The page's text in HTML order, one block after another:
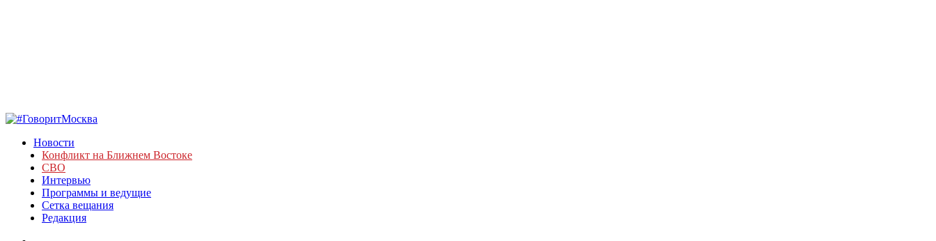
Новости
Конфликт на Ближнем Востоке
СВО
Интервью
Программы и ведущие
Сетка вещания
Редакция